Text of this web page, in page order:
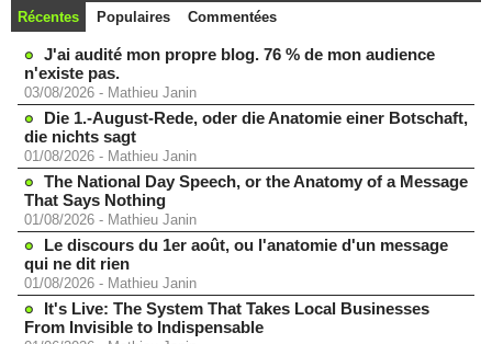
Récentes Populaires Commentées
J'ai audité mon propre blog. 76 % de mon audience
n'existe pas.
03/08/2026 - Mathieu Janin
Die 1.-August-Rede, oder die Anatomie einer Botschaft,
die nichts sagt
01/08/2026 - Mathieu Janin
The National Day Speech, or the Anatomy of a Message
That Says Nothing
01/08/2026 - Mathieu Janin
Le discours du 1er août, ou l'anatomie d'un message
qui ne dit rien
01/08/2026 - Mathieu Janin
It's Live: The System That Takes Local Businesses
From Invisible to Indispensable